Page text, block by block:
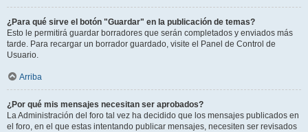
¿Para qué sirve el botón "Guardar" en la publicación de temas?
Esto le permitirá guardar borradores que serán completados y enviados más
tarde. Para recargar un borrador guardado, visite el Panel de Control de
Usuario.
Arriba
¿Por qué mis mensajes necesitan ser aprobados?
La Administración del foro tal vez ha decidido que los mensajes publicados en
el foro, en el que estas intentando publicar mensajes, necesiten ser revisados